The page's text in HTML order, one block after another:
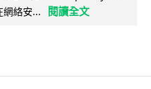
網絡安...
閱讀全文